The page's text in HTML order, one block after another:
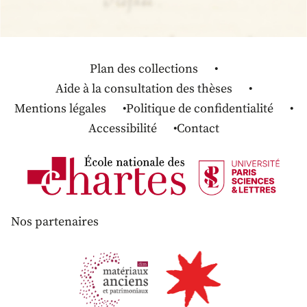
Plan des collections
Aide à la consultation des thèses
Mentions légales
Politique de confidentialité
Accessibilité
Contact
Nos partenaires